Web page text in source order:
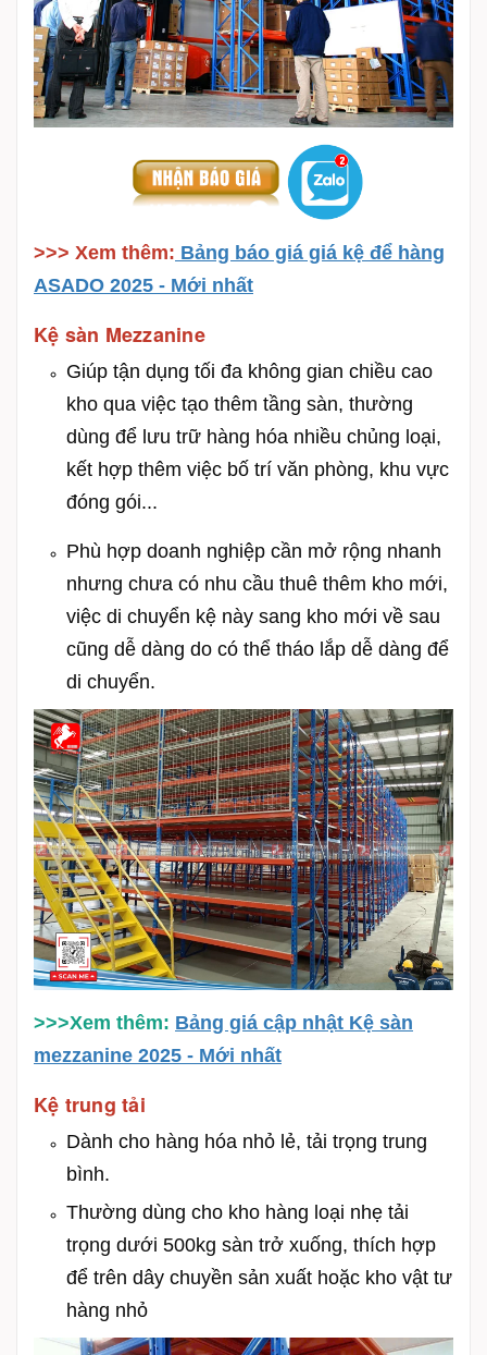
>>> Xem thêm: Bảng báo giá giá kệ để hàng
ASADO 2025 - Mới nhất
Kệ sàn Mezzanine
Giúp tận dụng tối đa không gian chiều cao
kho qua việc tạo thêm tầng sàn, thường
dùng để lưu trữ hàng hóa nhiều chủng loại,
kết hợp thêm việc bố trí văn phòng, khu vực
đóng gói...
Phù hợp doanh nghiệp cần mở rộng nhanh
nhưng chưa có nhu cầu thuê thêm kho mới,
việc di chuyển kệ này sang kho mới về sau
cũng dễ dàng do có thể tháo lắp dễ dàng để
di chuyển.
>>>Xem thêm: Bảng giá cập nhật Kệ sàn
mezzanine 2025 - Mới nhất
Kệ trung tải
Dành cho hàng hóa nhỏ lẻ, tải trọng trung
bình.
Thường dùng cho kho hàng loại nhẹ tải
trọng dưới 500kg sàn trở xuống, thích hợp
để trên dây chuyền sản xuất hoặc kho vật tư
hàng nhỏ